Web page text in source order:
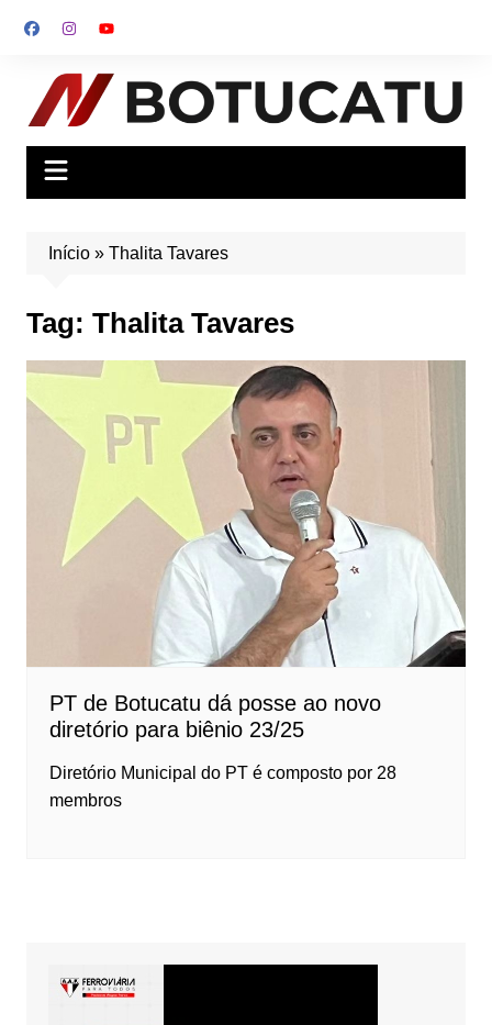
para
conteúdo
Início» Thalita Tavares
Tag: Thalita Tavares
PT de Botucatu dá posse ao novo
diretório para biênio 23/25
Diretório Municipal do PT é composto por 28
membros